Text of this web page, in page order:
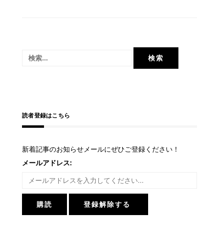
シ
読者登録はこちら
新着記事のお知らせメールにぜひご登録ください！
メールアドレス: